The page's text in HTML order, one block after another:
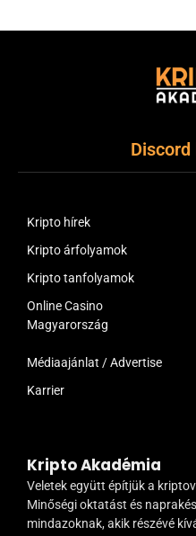
Kripto hírek
Kripto árfolyamok
Kripto tanfolyamok
Online Casino
Magyarország
Médiaajánlat / Advertise
Karrier
Kripto Akadémia
Veletek együtt építjük a
Minőségi oktatást és
mindazoknak, akik részévé